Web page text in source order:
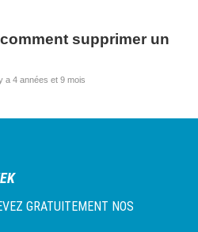
supprimer un
y a 4 années et 9 mois
GRATUITEMENT NOS